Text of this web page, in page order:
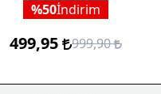
50İndirim
499,95 999,90